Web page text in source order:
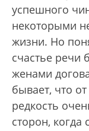
успешного
некоторыми
жизни. Но
счастье речи
женами
бывает, что
редкость
сторон, когда